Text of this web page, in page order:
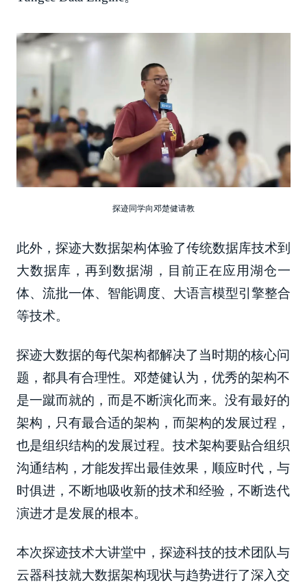
探迹同学向邓楚健请教
此外，探迹大数据架构体验了传统数据库技术到
大数据库，再到数据湖，目前正在应用湖仓一
体、流批一体、智能调度、大语言模型引擎整合
等技术。
探迹大数据的每代架构都解决了当时期的核心问
题，都具有合理性。邓楚健认为，优秀的架构不
是一蹴而就的，而是不断演化而来。没有最好的
架构，只有最合适的架构，而架构的发展过程，
也是组织结构的发展过程。技术架构要贴合组织
沟通结构，才能发挥出最佳效果，顺应时代，与
时俱进，不断地吸收新的技术和经验，不断迭代
演进才是发展的根本。
本次探迹技术大讲堂中，探迹科技的技术团队与
云器科技就大数据架构现状与趋势进行了深入交